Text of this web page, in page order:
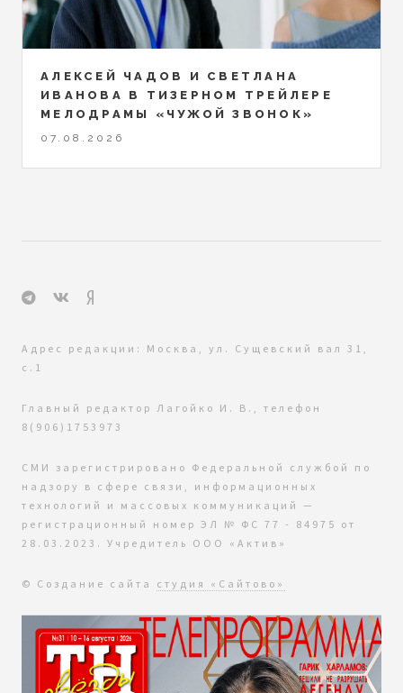
АЛЕКСЕЙ ЧАДОВ И СВЕТЛАНА
ИВАНОВА В ТИЗЕРНОМ ТРЕЙЛЕРЕ
МЕЛОДРАМЫ «ЧУЖОЙ ЗВОНОК»
07.08.2026
Адрес редакции: Москва, ул. Сущевский вал 31,
с.1
Главный редактор Лагойко И. В., телефон
8(906)1753973
СМИ зарегистрировано Федеральной службой по
надзору в сфере связи, информационных
технологий и массовых коммуникаций —
регистрационный номер ЭЛ № ФС 77 - 84975 от
28.03.2023. Учредитель ООО «Актив»
© Создание сайта студия «Сайтово»